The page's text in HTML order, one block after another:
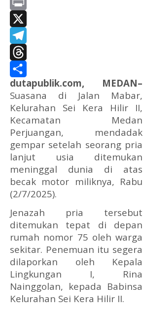
Print
X
Telegram
Threads
Share
dutapublik.com, MEDAN–
Suasana di Jalan Mabar,
Kelurahan Sei Kera Hilir II,
Kecamatan Medan
Perjuangan, mendadak
gempar setelah seorang pria
lanjut usia ditemukan
meninggal dunia di atas
becak motor miliknya, Rabu
(2/7/2025).
Jenazah pria tersebut
ditemukan tepat di depan
rumah nomor 75 oleh warga
sekitar. Penemuan itu segera
dilaporkan oleh Kepala
Lingkungan I, Rina
Nainggolan, kepada Babinsa
Kelurahan Sei Kera Hilir II.